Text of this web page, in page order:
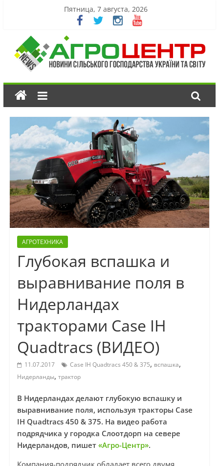
Пятница, 7 августа, 2026
АГРОТЕХНИКА
Глубокая вспашка и
выравнивание поля в
Нидерландах
тракторами Case IH
Quadtracs (ВИДЕО)
11.07.2017 Case IH Quadtracs 450 & 375, вспашка,
Нидерланды, трактор
В Нидерландах делают глубокую вспашку и
выравнивание поля, используя тракторы Case
IH Quadtracs 450 & 375. На видео работа
подрядчика у городка Слоотдорп на севере
Нидерландов, пишет«Агро-Центр».